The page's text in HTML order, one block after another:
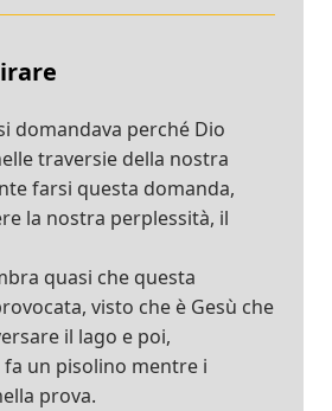
domandava perché Dio
traversie della nostra
farsi questa domanda,
la nostra perplessità, il
quasi che questa
visto che è Gesù che
il lago e poi,
un pisolino mentre i
prova.